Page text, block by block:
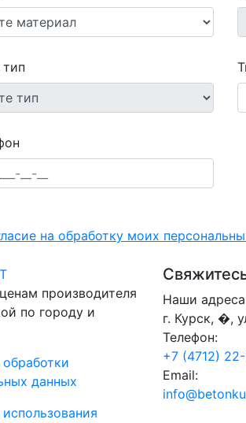
на обработку моих
производителя
по городу и
данных
Наши
г. Курск, �,
Телефон:
+7 (4712)
Email: